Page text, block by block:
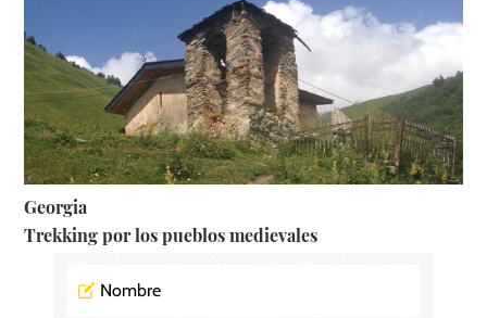
Georgia
Trekking por los pueblos medievales